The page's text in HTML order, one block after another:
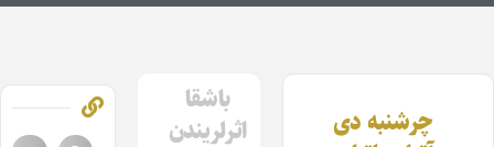
چرشنبه دی
باشقا
اثرلریندن